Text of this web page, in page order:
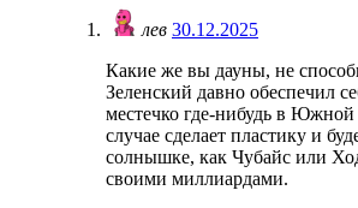
лев 30.12.2025
Какие же вы дауны, не
Зеленский давно обеспечил
местечко где-нибудь в
случае сделает пластику и
солнышке, как Чубайс или
своими миллиардами.